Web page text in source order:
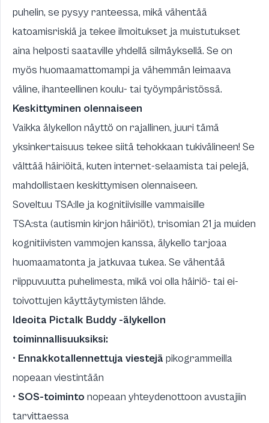
puhelin, se pysyy ranteessa, mikä vähentää
katoamisriskiä ja tekee ilmoitukset ja muistutukset
aina helposti saataville yhdellä silmäyksellä. Se on
myös huomaamattomampi ja vähemmän leimaava
väline, ihanteellinen koulu- tai työympäristössä.
Keskittyminen olennaiseen
Vaikka älykellon näyttö on rajallinen, juuri tämä
yksinkertaisuus tekee siitä tehokkaan tukivälineen! Se
välttää häiriöitä, kuten internet-selaamista tai pelejä,
mahdollistaen keskittymisen olennaiseen.
Soveltuu TSA:lle ja kognitiivisille vammaisille
TSA:sta (autismin kirjon häiriöt), trisomian 21 ja muiden
kognitiivisten vammojen kanssa, älykello tarjoaa
huomaamatonta ja jatkuvaa tukea. Se vähentää
riippuvuutta puhelimesta, mikä voi olla häiriö- tai ei-
toivottujen käyttäytymisten lähde.
Ideoita Pictalk Buddy -älykellon
toiminnallisuuksiksi:
• Ennakkotallennettuja viestejä pikogrammeilla
nopeaan viestintään
• SOS-toiminto nopeaan yhteydenottoon avustajiin
tarvittaessa